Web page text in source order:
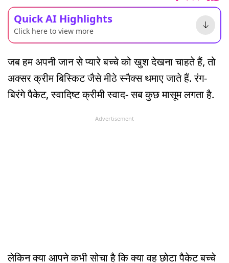
Quick AI Highlights
Click here to view more
जब हम अपनी जान से प्यारे बच्चे को खुश देखना चाहते हैं, तो
अक्सर क्रीम बिस्किट जैसे मीठे स्नैक्स थमाए जाते हैं. रंग-
बिरंगे पैकेट, स्वादिष्ट क्रीमी स्वाद- सब कुछ मासूम लगता है.
Advertisement
लेकिन क्या आपने कभी सोचा है कि क्या वह छोटा पैकेट बच्चे